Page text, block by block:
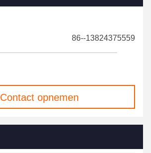
86--13824375559
Contact opnemen